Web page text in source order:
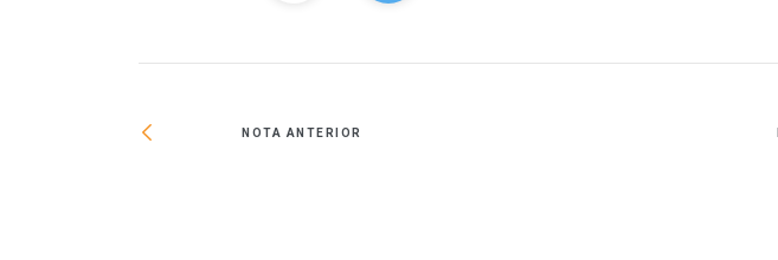
NOTA ANTERIOR